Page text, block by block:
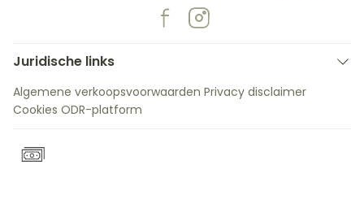
Juridische links
Algemene verkoopsvoorwaarden Privacy disclaimer
Cookies ODR-platform